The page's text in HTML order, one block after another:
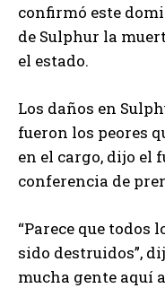
confirmó este
de Sulphur la
el estado.
Los daños en
fueron los peores
en el cargo, dijo el
conferencia de
“Parece que todos
sido destruidos”,
mucha gente aquí